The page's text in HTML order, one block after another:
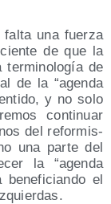
una fuer­za
de que la
ter­mi­no­lo­gía de
de la
agen­da
y no solo
con­ti­nuar
del refor­mis­
una par­te del
la
agen­da
el